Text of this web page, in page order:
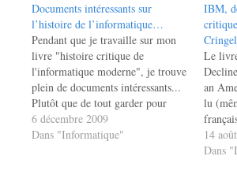
Documents intéressants sur
l’histoire de l’informatique…
Pendant que je travaille sur mon
livre "histoire critique de
l'informatique moderne", je trouve
plein de documents intéressants...
Plutôt que de tout garder pour
moi, j'ai pensé les partager avec
vous... Tout d'abord, il s'agit de la
6 décembre 2009
Dans "Informatique"
IBM,
Le
an
lu
c'est
des
14
Dans